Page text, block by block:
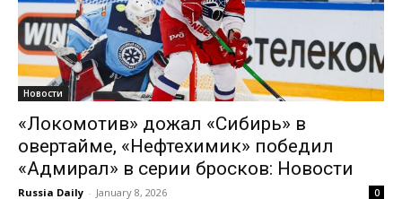
Новости
«Локомотив» дожал «Сибирь» в
овертайме, «Нефтехимик» победил
«Адмирал» в серии бросков: Новости
Russia Daily - January 8, 2026 0